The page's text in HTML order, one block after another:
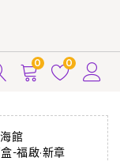
0 0
館
-福啟·新章